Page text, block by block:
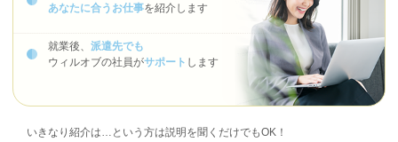
あなたに合うお仕事を紹介します
就業後、 派遣先でも
ウィルオブの社員がサポート します
いきなり紹介は…という方は説明を聞くだけでもOK！